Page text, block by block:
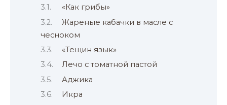
«Как грибы»
Жареные кабачки в масле с
чесноком
«Тещин язык»
Лечо с томатной пастой
Аджика
Икра